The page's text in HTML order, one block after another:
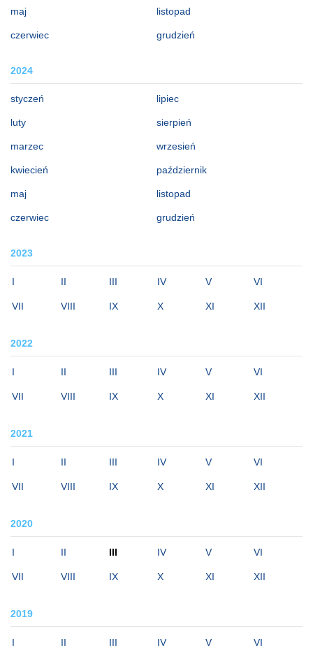
maj
czerwiec
listopad
grudzień
2024
styczeń
luty
marzec
kwiecień
maj
czerwiec
lipiec
sierpień
wrzesień
październik
listopad
grudzień
2023
I II III IV V VI
VII VIII IX X XI XII
2022
I II III IV V VI
VII VIII IX X XI XII
2021
I II III IV V VI
VII VIII IX X XI XII
2020
I II III IV V VI
VII VIII IX X XI XII
2019
I II III IV V VI